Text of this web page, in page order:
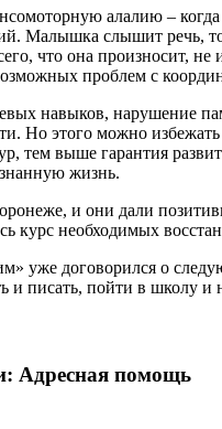
алалию –
Малышка слышит речь,
что она произносит,
проблем с
навыков, нарушение
Но этого можно
тем выше гарантия
жизнь.
и они дали
курс необходимых
уже договорился о
и писать, пойти в школу
Адресная помощь